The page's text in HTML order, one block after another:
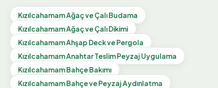
KızılcahamamAğaç ve Çalı Budama
KızılcahamamAğaç ve Çalı Dikimi
KızılcahamamAhşap Deck ve Pergola
KızılcahamamAnahtar Teslim Peyzaj Uygulama
KızılcahamamBahçe Bakımı
KızılcahamamBahçe ve Peyzaj Aydınlatma